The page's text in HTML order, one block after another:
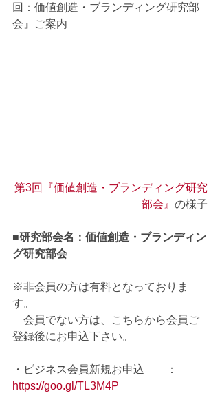
回：価値創造・ブランディング研究部
会』ご案内
第3回『価値創造・ブランディング研究
部会』 の様子
■研究部会名：価値創造・ブランディン
グ研究部会
※非会員の方は有料となっておりま
す。
会員でない方は、こちらから会員ご
登録後にお申込下さい。
・ビジネス会員新規お申込　　：
https://goo.gl/TL3M4P